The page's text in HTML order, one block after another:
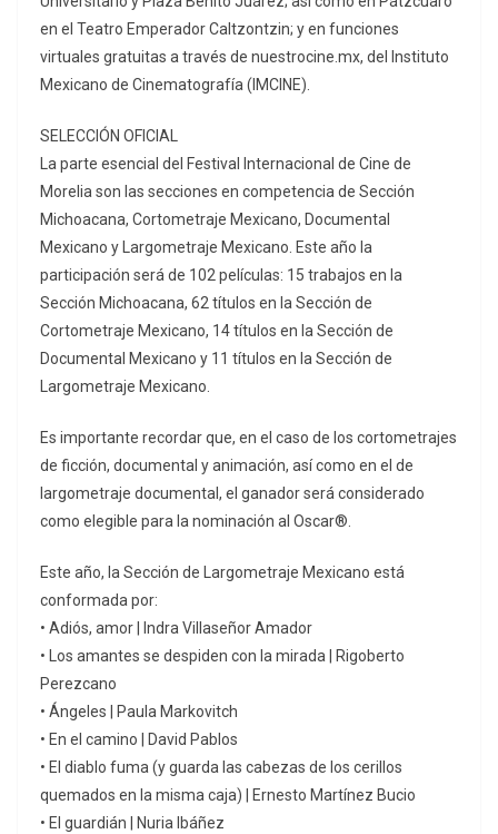
en el Teatro Emperador Caltzontzin; y en funciones
virtuales gratuitas a través de nuestrocine.mx, del Instituto
Mexicano de Cinematografía (IMCINE).
SELECCIÓN OFICIAL
La parte esencial del Festival Internacional de Cine de
Morelia son las secciones en competencia de Sección
Michoacana, Cortometraje Mexicano, Documental
Mexicano y Largometraje Mexicano. Este año la
participación será de 102 películas: 15 trabajos en la
Sección Michoacana, 62 títulos en la Sección de
Cortometraje Mexicano, 14 títulos en la Sección de
Documental Mexicano y 11 títulos en la Sección de
Largometraje Mexicano.
Es importante recordar que, en el caso de los cortometrajes
de ficción, documental y animación, así como en el de
largometraje documental, el ganador será considerado
como elegible para la nominación al Oscar®.
Este año, la Sección de Largometraje Mexicano está
conformada por:
• Adiós, amor | Indra Villaseñor Amador
• Los amantes se despiden con la mirada | Rigoberto
Perezcano
• Ángeles | Paula Markovitch
• En el camino | David Pablos
• El diablo fuma (y guarda las cabezas de los cerillos
quemados en la misma caja) | Ernesto Martínez Bucio
• El guardián | Nuria Ibáñez